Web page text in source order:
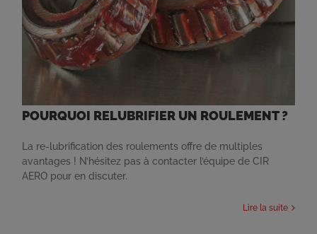
POURQUOI RELUBRIFIER UN ROULEMENT ?
La re-lubrification des roulements offre de multiples
avantages ! N’hésitez pas à contacter l’équipe de CIR
AERO pour en discuter.
Lire la suite